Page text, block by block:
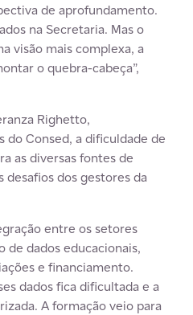
de aprofundamento.
na Secretaria. Mas o
visão mais complexa, a
o quebra-cabeça”,
Righetto,
Consed, a dificuldade de
as diversas fontes de
desafios dos gestores da
entre os setores
de dados educacionais,
e financiamento.
dados fica dificultada e a
A formação veio para